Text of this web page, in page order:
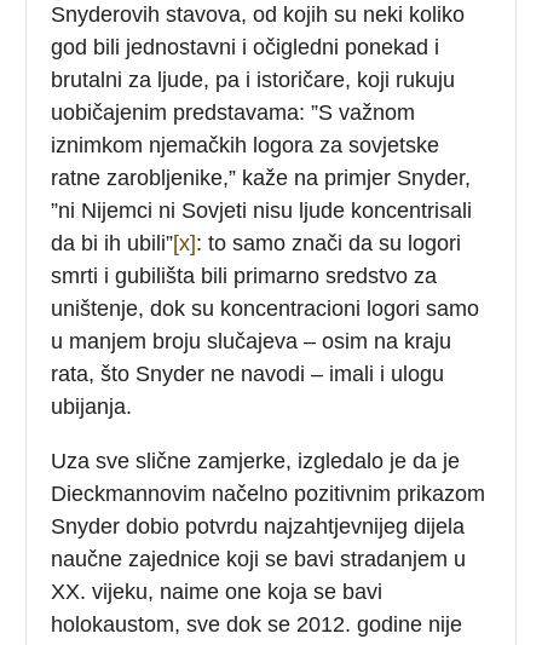
Snyderovih stavova, od kojih su neki koliko
god bili jednostavni i očigledni ponekad i
brutalni za ljude, pa i istoričare, koji rukuju
uobičajenim predstavama: ”S važnom
iznimkom njemačkih logora za sovjetske
ratne zarobljenike,” kaže na primjer Snyder,
”ni Nijemci ni Sovjeti nisu ljude koncentrisali
da bi ih ubili”[x]: to samo znači da su logori
smrti i gubilišta bili primarno sredstvo za
uništenje, dok su koncentracioni logori samo
u manjem broju slučajeva – osim na kraju
rata, što Snyder ne navodi – imali i ulogu
ubijanja.
Uza sve slične zamjerke, izgledalo je da je
Dieckmannovim načelno pozitivnim prikazom
Snyder dobio potvrdu najzahtjevnijeg dijela
naučne zajednice koji se bavi stradanjem u
XX. vijeku, naime one koja se bavi
holokaustom, sve dok se 2012. godine nije